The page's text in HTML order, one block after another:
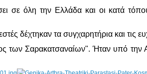
σε όλη την Ελλάδα και οι κατά
δέχτηκαν τα συγχαρητήρια και τις
Σαρακατσαναίων". Ήταν υπό την